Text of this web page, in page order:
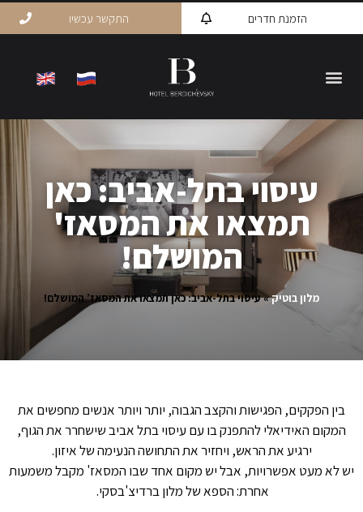
הזמנת חדרים התקשר עכשיו
עיסוי בתל-אביב: כאן
תמצאו את המסאז'
המושלם!
מלון בוטיק»עיסוי בתל-אביב: כאן תמצאו את המסאז’ המושלם!
בין הפקקים, הפגישות והקצב הגבוה, יותר ויותר אנשים מחפשים את
המקום האידיאלי להתפנק בו עם עיסוי בתל אביב שישחרר את הגוף,
ירגיע את הראש, ויחזיר את התחושה הנעימה של איזון.
יש לא מעט אפשרויות, אבל יש מקום אחד שבו המסאז' מקבל משמעות
אחרת: הספא של מלון ברדיצ'בסקי.